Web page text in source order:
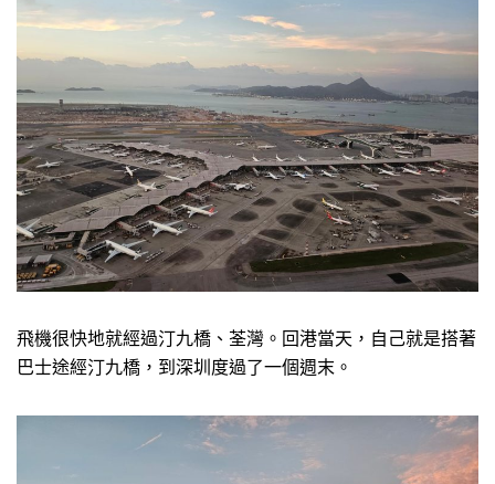
飛機很快地就經過汀九橋、荃灣。回港當天，自己就是搭著
巴士途經汀九橋，到深圳度過了一個週末。